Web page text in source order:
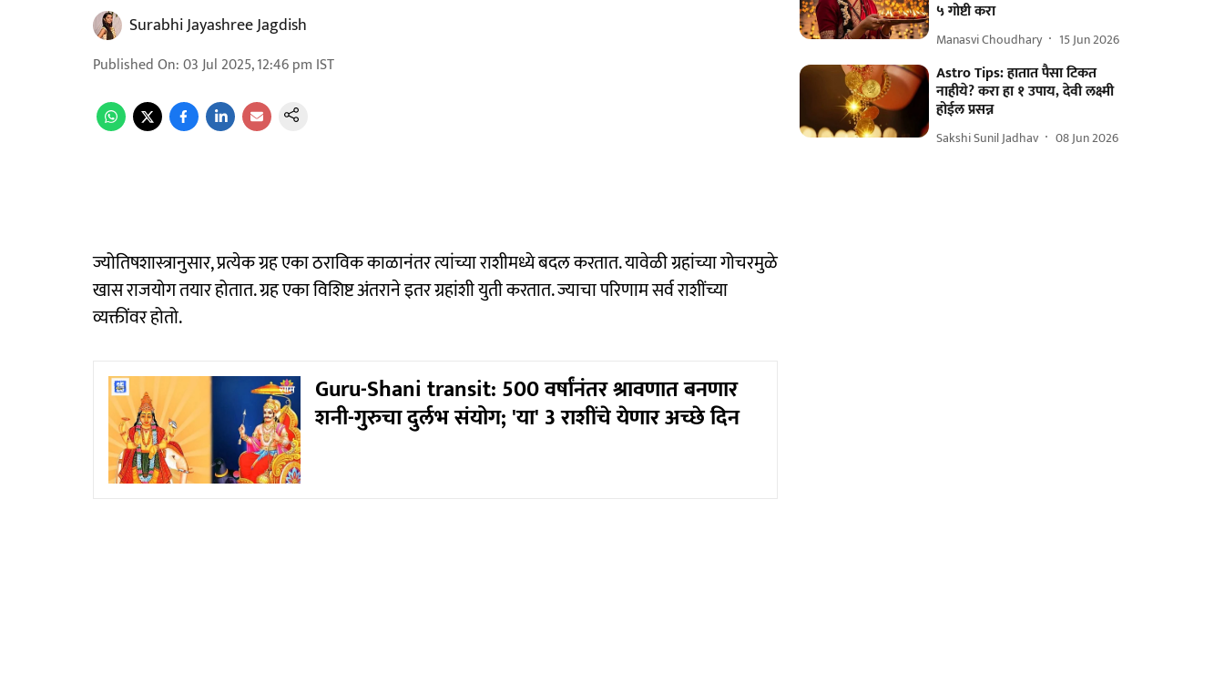
Surabhi Jayashree Jagdish
Published On:03 Jul 2025, 12:46 pm IST
ज्योतिषशास्त्रानुसार, प्रत्येक ग्रह एका ठराविक काळानंतर त्यांच्या राशीमध्ये बदल करतात. यावेळी ग्रहांच्या गोचरमुळे
खास राजयोग तयार होतात. ग्रह एका विशिष्ट अंतराने इतर ग्रहांशी युती करतात. ज्याचा परिणाम सर्व राशींच्या
व्यक्तींवर होतो.
Guru-Shani transit: 500 वर्षांनंतर श्रावणात बनणार
शनी-गुरुचा दुर्लभ संयोग; 'या' 3 राशींचे येणार अच्छे दिन
५ गोष्टी करा
Manasvi Choudhary 15 Jun 2026
Astro Tips: हातात पैसा टिकत
नाहीये? करा हा १ उपाय, देवी लक्ष्मी
होईल प्रसन्न
Sakshi Sunil Jadhav 08 Jun 2026